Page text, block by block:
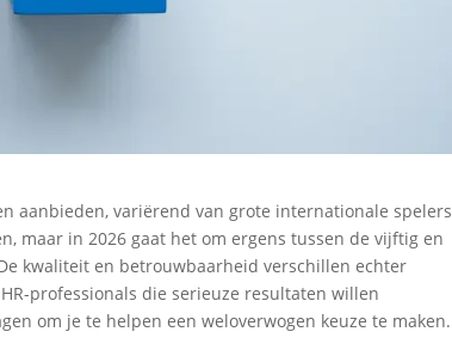
aanbieden, variërend van grote internationale spelers
maar in 2026 gaat het om ergens tussen de vijftig en
kwaliteit en betrouwbaarheid verschillen echter
professionals die serieuze resultaten willen
om je te helpen een weloverwogen keuze te maken.